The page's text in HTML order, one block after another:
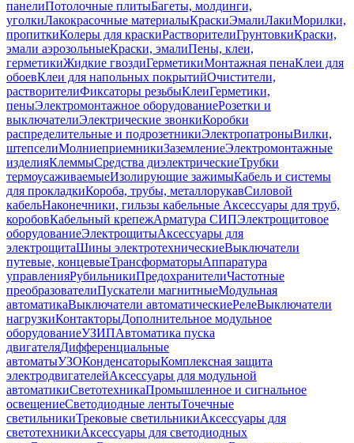
панелиПотолочные плитыБагеты, молдинги,
уголкиЛакокрасочные материалыКраскиЭмалиЛакиМорилки,
пропиткиКолеры для краскиРастворителиГрунтовкиКраски,
эмали аэрозольныеКраски, эмалиПены, клеи,
герметикиЖидкие гвоздиГерметикиМонтажная пенаКлеи для
обоевКлеи для напольных покрытийОчистители,
растворителиФиксаторы резьбыКлеиГерметики,
пеныЭлектромонтажное оборудованиеРозетки и
выключателиЭлектрические звонкиКоробки
распределительные и подрозетникиЭлектропатроныВилки,
штепселиМолниеприемникиЗаземлениеЭлектромонтажные
изделияКлеммыСредства диэлектрическиеТрубки
термоусаживаемыеИзолирующие зажимыКабель и системы
для прокладкиКороба, трубы, металлорукавСиловой
кабельНаконечники, гильзы кабельные Аксессуары для труб,
коробовКабельный крепежАрматура СИПЭлектрощитовое
оборудованиеЭлектрощитыАксессуары для
электрощитаШины электротехническиеВыключатели
путевые, концевыеТрансформаторыАппаратура
управленияРубильникиПредохранителиЧастотные
преобразователиПускатели магнитныеМодульная
автоматикаВыключатели автоматическиеРелеВыключатели
нагрузкиКонтакторыДополнительное модульное
оборудованиеУЗИПАвтоматика пуска
двигателяДифференциальные
автоматыУЗОКонденсаторыКомплексная защита
электродвигателейАксессуары для модульной
автоматикиСветотехникаПромышленное и сигнальное
освещениеСветодиодные лентыТочечные
светильникиТрековые светильникиАксессуары для
светотехникиАксессуары для светодиодных